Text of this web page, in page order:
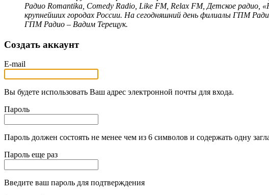
Радио Romantika, Comedy Radio, Like FM, Relax FM, Детское
крупнейших городах России. На сегодняшний день филиалы ГПМ
ГПМ Радио – Вадим Терещук.
Создать аккаунт
E-mail
Вы будете использовать Ваш адрес электронной почты для входа.
Пароль
Пароль должен состоять не менее чем из 6 символов и содержать одну
Пароль еще раз
Введите ваш пароль для подтверждения